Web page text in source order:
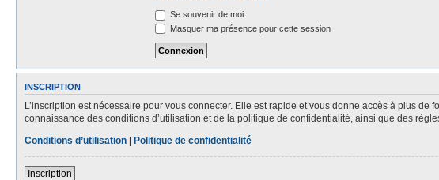
Se souvenir de moi
Masquer ma présence pour cette session
INSCRIPTION
L’inscription est nécessaire pour vous connecter. Elle est rapide et vous donne accès à plus
connaissance des conditions d’utilisation et de la politique de confidentialité, ainsi que des
Conditions d’utilisation | Politique de confidentialité
Inscription